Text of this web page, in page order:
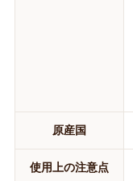
原産国
使用上の注意点